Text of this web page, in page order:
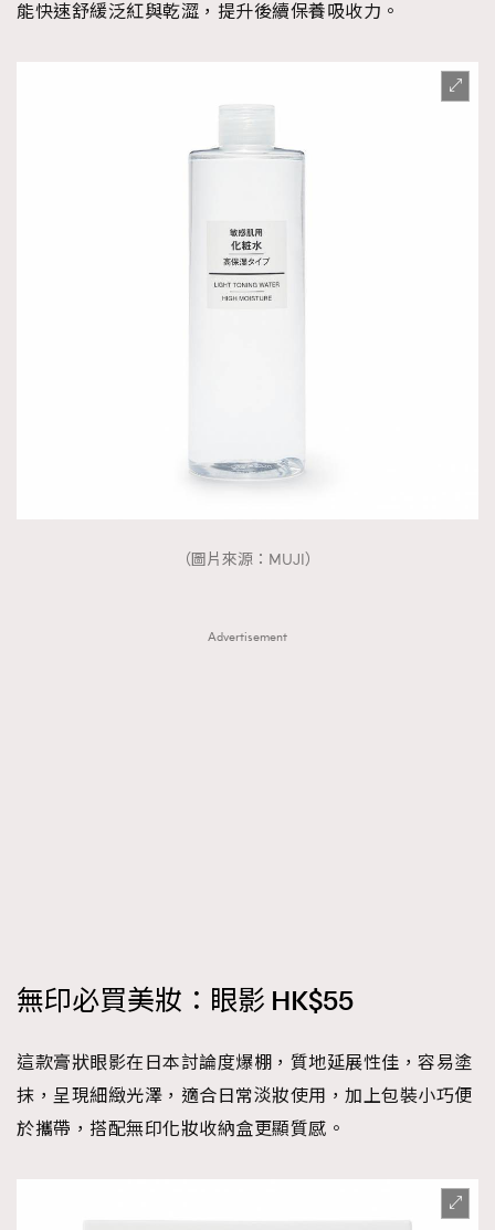
能快速舒緩泛紅與乾澀，提升後續保養吸收力。
（圖片來源：MUJI）
Advertisement
無印必買美妝：眼影 HK$55
這款膏狀眼影在日本討論度爆棚，質地延展性佳，容易塗
抹，呈現細緻光澤，適合日常淡妝使用，加上包裝小巧便
於攜帶，搭配無印化妝收納盒更顯質感。